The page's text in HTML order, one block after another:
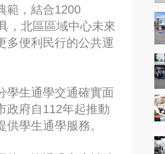
範，結合1200
，北區區域中心未來
多便利民行的公共運
學生通學交通確實面
政府自112年起推動
學生通學服務。